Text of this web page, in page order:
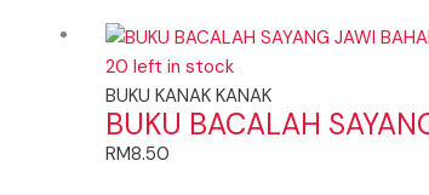
20 left in stock
BUKU KANAK KANAK
BUKU BACALAH
RM8.50